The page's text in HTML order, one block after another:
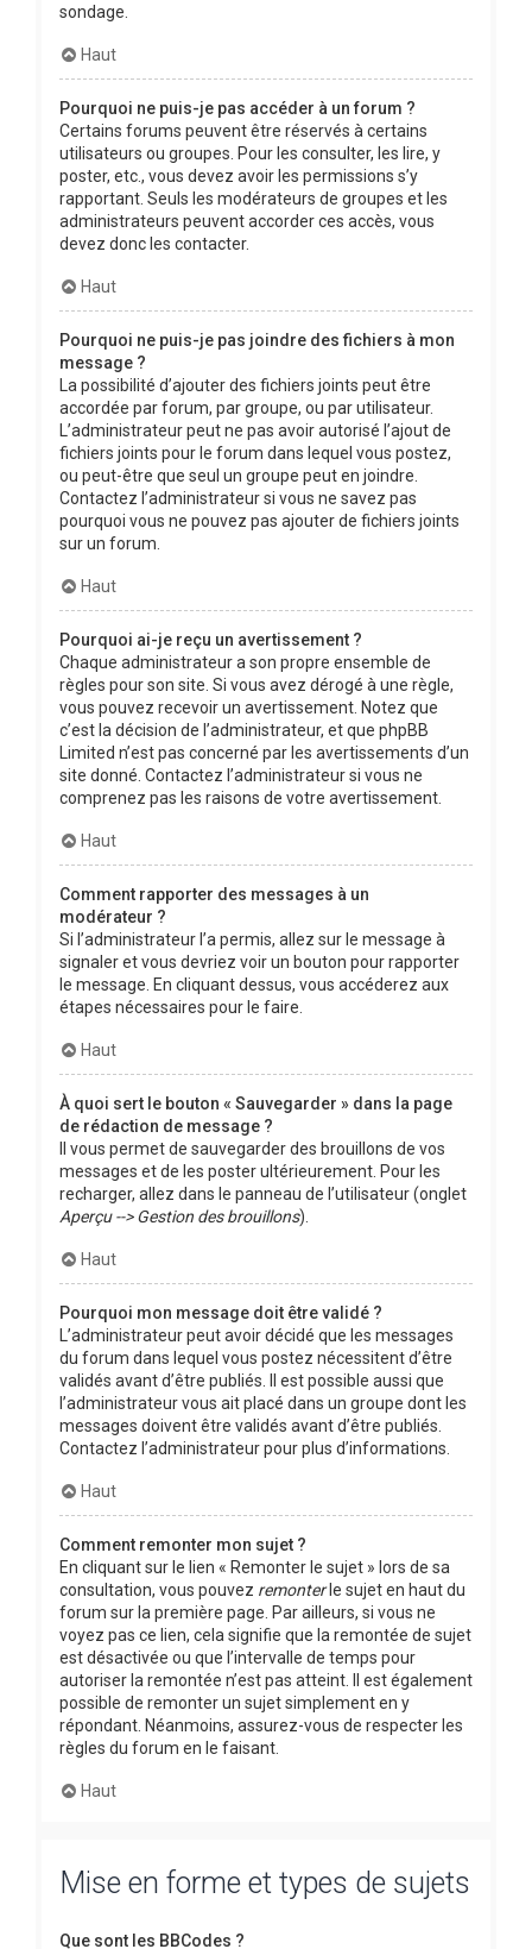
sondage.
Haut
Pourquoi ne puis-je pas accéder à un forum ?
Certains forums peuvent être réservés à certains
utilisateurs ou groupes. Pour les consulter, les lire, y
poster, etc., vous devez avoir les permissions s’y
rapportant. Seuls les modérateurs de groupes et les
administrateurs peuvent accorder ces accès, vous
devez donc les contacter.
Haut
Pourquoi ne puis-je pas joindre des fichiers à mon
message ?
La possibilité d’ajouter des fichiers joints peut être
accordée par forum, par groupe, ou par utilisateur.
L’administrateur peut ne pas avoir autorisé l’ajout de
fichiers joints pour le forum dans lequel vous postez,
ou peut-être que seul un groupe peut en joindre.
Contactez l’administrateur si vous ne savez pas
pourquoi vous ne pouvez pas ajouter de fichiers joints
sur un forum.
Haut
Pourquoi ai-je reçu un avertissement ?
Chaque administrateur a son propre ensemble de
règles pour son site. Si vous avez dérogé à une règle,
vous pouvez recevoir un avertissement. Notez que
c’est la décision de l’administrateur, et que phpBB
Limited n’est pas concerné par les avertissements d’un
site donné. Contactez l’administrateur si vous ne
comprenez pas les raisons de votre avertissement.
Haut
Comment rapporter des messages à un
modérateur ?
Si l’administrateur l’a permis, allez sur le message à
signaler et vous devriez voir un bouton pour rapporter
le message. En cliquant dessus, vous accéderez aux
étapes nécessaires pour le faire.
Haut
À quoi sert le bouton « Sauvegarder » dans la page
de rédaction de message ?
Il vous permet de sauvegarder des brouillons de vos
messages et de les poster ultérieurement. Pour les
recharger, allez dans le panneau de l’utilisateur (onglet
Aperçu --> Gestion des brouillons).
Haut
Pourquoi mon message doit être validé ?
L’administrateur peut avoir décidé que les messages
du forum dans lequel vous postez nécessitent d’être
validés avant d’être publiés. Il est possible aussi que
l’administrateur vous ait placé dans un groupe dont les
messages doivent être validés avant d’être publiés.
Contactez l’administrateur pour plus d’informations.
Haut
Comment remonter mon sujet ?
En cliquant sur le lien « Remonter le sujet » lors de sa
consultation, vous pouvez remonterle sujet en haut du
forum sur la première page. Par ailleurs, si vous ne
voyez pas ce lien, cela signifie que la remontée de sujet
est désactivée ou que l’intervalle de temps pour
autoriser la remontée n’est pas atteint. Il est également
possible de remonter un sujet simplement en y
répondant. Néanmoins, assurez-vous de respecter les
règles du forum en le faisant.
Haut
Mise en forme et types de sujets
Que sont les BBCodes ?